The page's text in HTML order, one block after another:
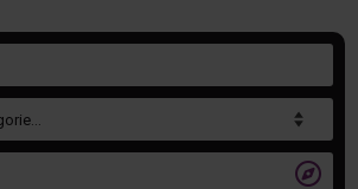
